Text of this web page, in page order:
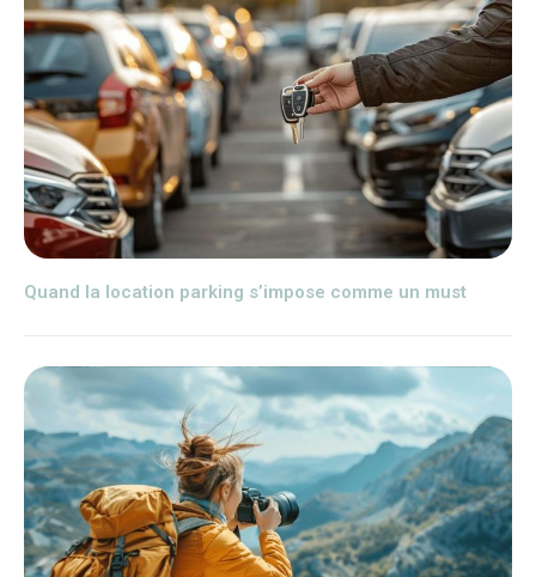
Quand la location parking s’impose comme un must